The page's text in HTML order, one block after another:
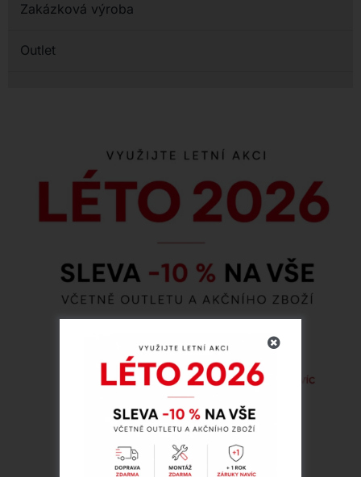
Zakázková výroba
Outlet